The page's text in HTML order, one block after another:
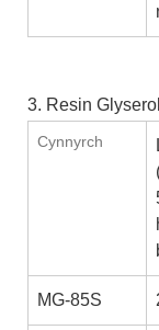
3. Resin
Cynnyrch
MG-85S